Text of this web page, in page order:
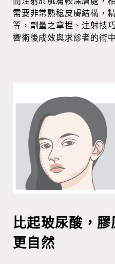
需要非常熟稔皮膚結構，
等，劑量之拿捏、注射技
響術後成效與求診者的術
比起玻尿酸，
更自然